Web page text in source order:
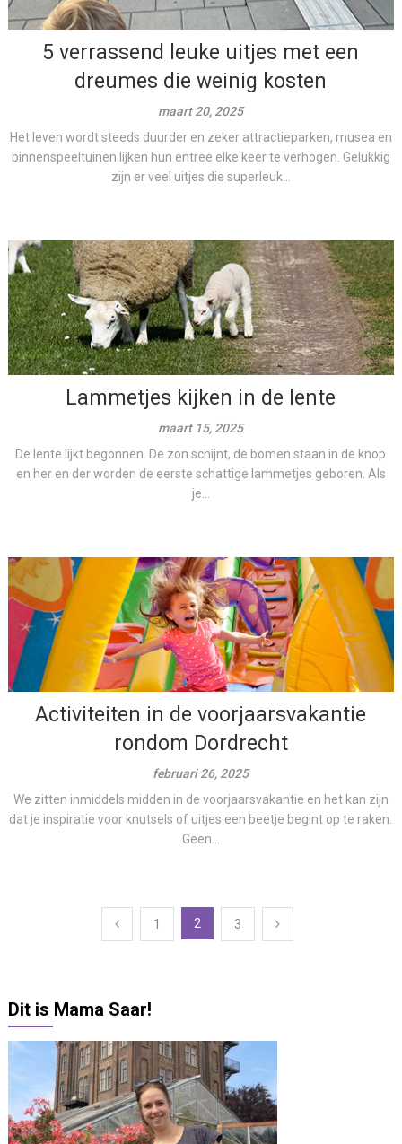
5 verrassend leuke uitjes met een
dreumes die weinig kosten
maart 20, 2025
Het leven wordt steeds duurder en zeker attractieparken, musea en
binnenspeeltuinen lijken hun entree elke keer te verhogen. Gelukkig
zijn er veel uitjes die superleuk...
Lammetjes kijken in de lente
maart 15, 2025
De lente lijkt begonnen. De zon schijnt, de bomen staan in de knop
en her en der worden de eerste schattige lammetjes geboren. Als
je...
Activiteiten in de voorjaarsvakantie
rondom Dordrecht
februari 26, 2025
We zitten inmiddels midden in de voorjaarsvakantie en het kan zijn
dat je inspiratie voor knutsels of uitjes een beetje begint op te raken.
Geen...
1 2 3
Dit is Mama Saar!